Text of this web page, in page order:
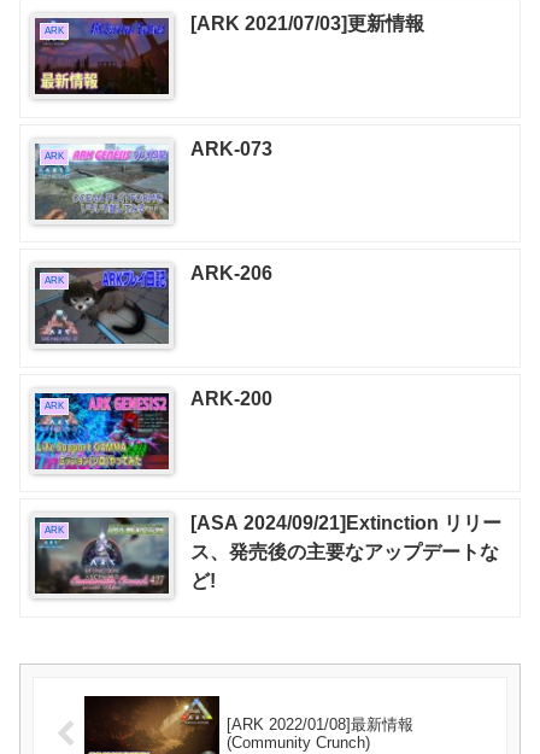
ARK [ARK 2021/07/03]更新情報
ARK ARK-073
ARK ARK-206
ARK ARK-200
ARK
[ASA 2024/09/21]Extinction リリー
ス、発売後の主要なアップデートな
ど!
[ARK 2022/01/08]最新情報
(Community Crunch)